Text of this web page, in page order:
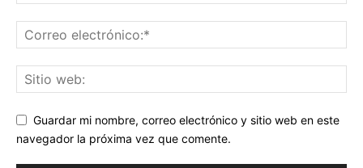
Guardar mi nombre, correo electrónico y sitio web en este
navegador la próxima vez que comente.